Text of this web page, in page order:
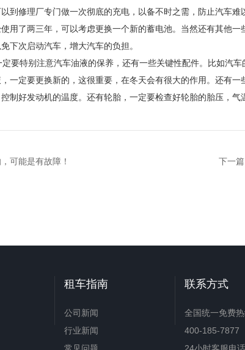
到修理厂专门做一次彻底的充电，以备不时之需，防止汽车
用了两三年，可以考虑更换一个新的蓄电池。当然还有其他
下次启动汽车，增大汽车的负担。
要特别注意汽车油液的保养，还有一些关键性配件。比如汽
一定要更换新的，这很重要，在冬天会有很大的作用。还有
制好发动机的温度。还有轮胎，一定要检查好轮胎的胎压，气
可能是有故障！ 下一篇
租车指南
公司新闻
行业新闻
联系方式
全国统一免费热
400-185-7877